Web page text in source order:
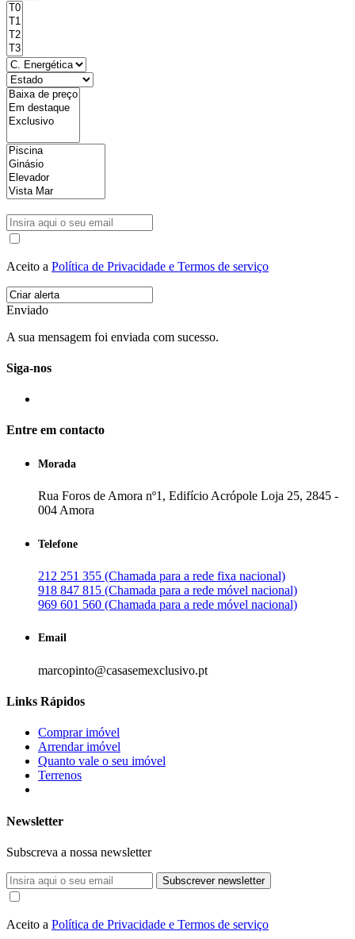
Aceito a Política de Privacidade e Termos de serviço
Enviado
A sua mensagem foi enviada com sucesso.
Siga-nos
Entre em contacto
Morada
Rua Foros de Amora nº1, Edifício Acrópole Loja 25, 2845 -
004 Amora
Telefone
212 251 355 (Chamada para a rede fixa nacional)
918 847 815 (Chamada para a rede móvel nacional)
969 601 560 (Chamada para a rede móvel nacional)
Email
marcopinto@casasemexclusivo.pt
Links Rápidos
Comprar imóvel
Arrendar imóvel
Quanto vale o seu imóvel
Terrenos
Newsletter
Subscreva a nossa newsletter
Subscrever newsletter
Aceito a Política de Privacidade e Termos de serviço